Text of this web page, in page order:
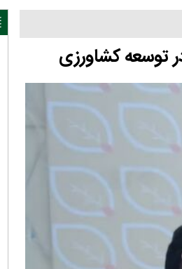
توسعه کشاورزی